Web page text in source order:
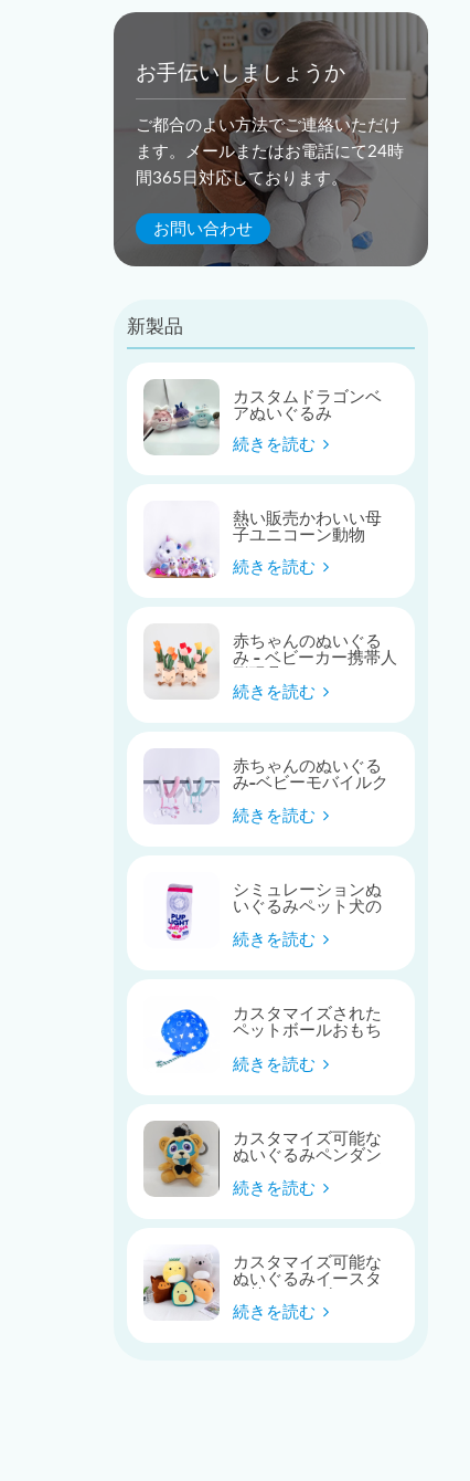
お手伝いしましょうか
ご都合のよい方法でご連絡いただけ
ます。メールまたはお電話にて24時
間365日対応しております。
お問い合わせ
新製品
カスタムドラゴンベ
アぬいぐるみ
続きを読む
熱い販売かわいい母
子ユニコーン動物
続きを読む
赤ちゃんのぬいぐる
み - ベビーカー携帯人
形玩具
続きを読む
赤ちゃんのぬいぐる
み-ベビーモバイルク
のベビーベッドのお
もちゃ
続きを読む
シミュレーションぬ
いぐるみペット犬の
おもちゃ
続きを読む
カスタマイズされた
ペットボールおもち
続きを読む
カスタマイズ可能な
ぬいぐるみペンダン
トバッグキーホルダ
ー
続きを読む
カスタマイズ可能な
ぬいぐるみイースタ
ー枕シリーズ
続きを読む